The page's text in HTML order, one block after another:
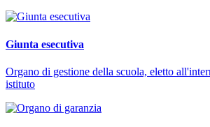
Giunta esecutiva
Organo di gestione della scuola, eletto
istituto